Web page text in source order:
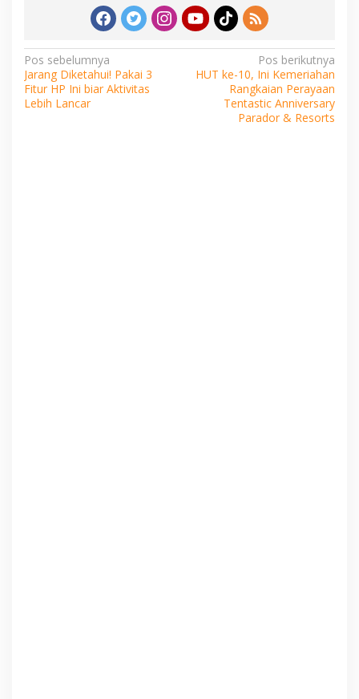
Navigasi
pos
Pos sebelumnya
Jarang Diketahui! Pakai 3
Fitur HP Ini biar Aktivitas
Lebih Lancar
Pos berikutnya
HUT ke-10, Ini Kemeriahan
Rangkaian Perayaan
Tentastic Anniversary
Parador & Resorts